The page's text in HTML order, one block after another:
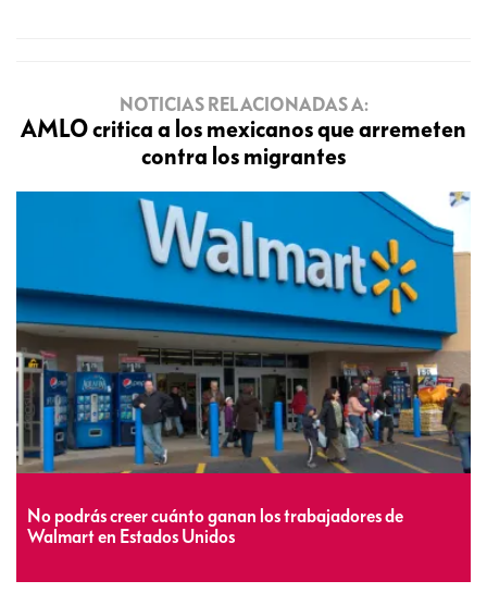
NOTICIAS RELACIONADAS A:
AMLO critica a los mexicanos que arremeten
contra los migrantes
No podrás creer cuánto ganan los trabajadores de
Walmart en Estados Unidos